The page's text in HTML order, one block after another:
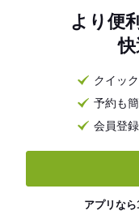
より便
クイッ
予約も
会員登
アプリなら